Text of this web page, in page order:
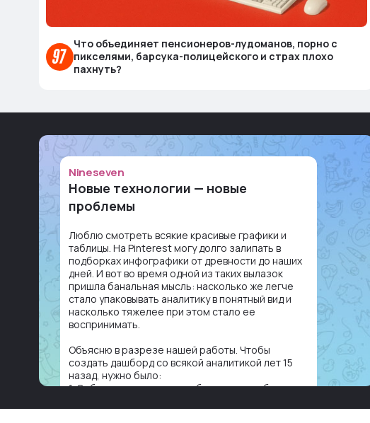
Что объединяет пенсионеров-лудоманов, порно с
пикселями, барсука-полицейского и страх плохо
пахнуть?
Nineseven
Новые технологии — новые
проблемы
Люблю смотреть всякие красивые графики и
таблицы. На Pinterest могу долго залипать в
подборках инфографики от древности до наших
дней. И вот во время одной из таких вылазок
пришла банальная мысль: насколько же легче
стало упаковывать аналитику в понятный вид и
насколько тяжелее при этом стало ее
воспринимать.
Объясню в разрезе нашей работы. Чтобы
создать дашборд со всякой аналитикой лет 15
назад, нужно было:
1. Собирать данные в одну базу и разгребать их